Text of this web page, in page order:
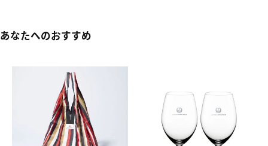
あなたへのおすすめ